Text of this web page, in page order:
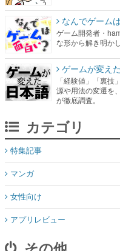
なんでゲーム
ゲーム開発者・
な形から解き明か
ゲームが変え
「経験値」「裏
源や用法の変遷を
が徹底調査。
カテゴリ
特集記事
マンガ
女性向け
アプリレビュー